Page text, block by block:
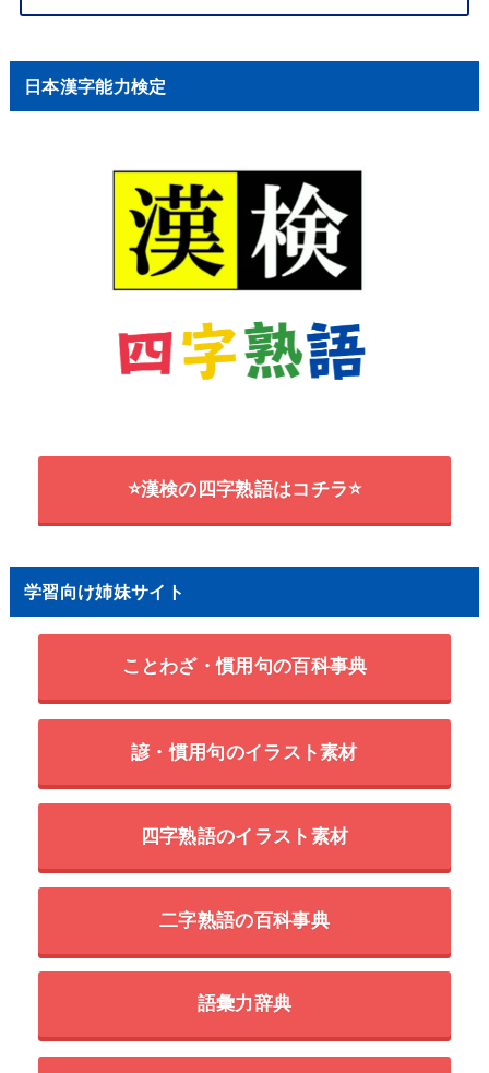
日本漢字能力検定
⭐漢検の四字熟語はコチラ⭐
学習向け姉妹サイト
ことわざ・慣用句の百科事典
諺・慣用句のイラスト素材
四字熟語のイラスト素材
二字熟語の百科事典
語彙力辞典